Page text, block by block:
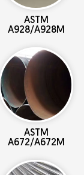
ASTM
A928/A928M
ASTM
A672/A672M